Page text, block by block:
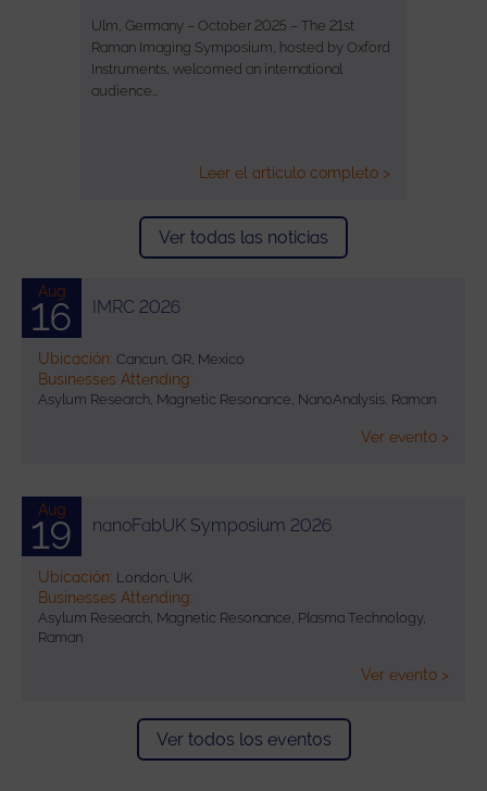
Ulm, Germany – October 2025 – The 21st
Raman Imaging Symposium, hosted by Oxford
Instruments, welcomed an international
audience…
Leer el artículo completo >
Ver todas las noticias
Aug
16 IMRC 2026
Ubicación: Cancun, QR, Mexico
Businesses Attending:
Asylum Research, Magnetic Resonance, NanoAnalysis, Raman
Ver evento >
Aug
19 nanoFabUK Symposium 2026
Ubicación: London, UK
Businesses Attending:
Asylum Research, Magnetic Resonance, Plasma Technology,
Raman
Ver evento >
Ver todos los eventos